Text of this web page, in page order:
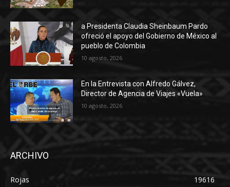
a Presidenta Claudia Sheinbaum Pardo
ofreció el apoyo del Gobierno de México al
pueblo de Colombia
10 agosto, 2026
En la Entrevista con Alfredo Gálvez,
Director de Agencia de Viajes «Vuela»
10 agosto, 2026
ARCHIVO
Rojas
19616